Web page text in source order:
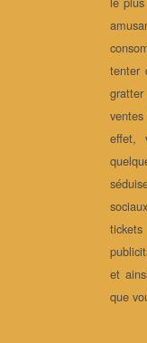
tenter
effet,
et
que